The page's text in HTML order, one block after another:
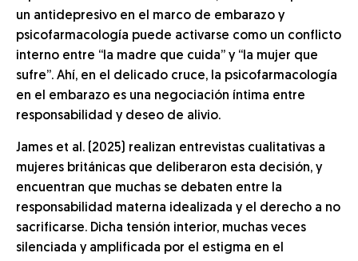
un antidepresivo en el marco de embarazo y
psicofarmacología puede activarse como un conflicto
interno entre “la madre que cuida” y “la mujer que
sufre”. Ahí, en el delicado cruce, la psicofarmacología
en el embarazo es una negociación íntima entre
responsabilidad y deseo de alivio.
James et al. (2025) realizan entrevistas cualitativas a
mujeres británicas que deliberaron esta decisión, y
encuentran que muchas se debaten entre la
responsabilidad materna idealizada y el derecho a no
sacrificarse. Dicha tensión interior, muchas veces
silenciada y amplificada por el estigma en el